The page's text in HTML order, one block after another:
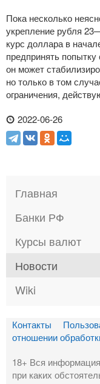
Пока несколько
укрепление рубля
курс доллара в
предпринять
он может
но только в том
ограничения,
2022-06-26
Главная
Банки РФ
Курсы валют
Новости
Wiki
Контакты
отношении
18+ Вся
при каких